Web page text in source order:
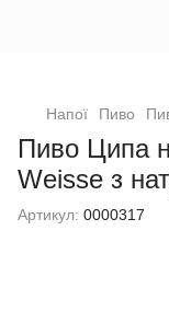
Напої Пиво
Пиво Ципа
Weisse з
Артикул: 0000317